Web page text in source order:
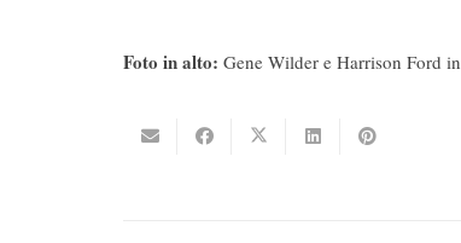
Foto in alto: Gene Wilder e Harrison Ford in